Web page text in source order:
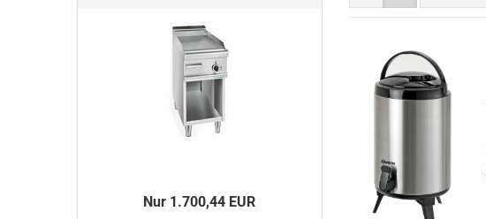
Nur 1.700,44 EUR